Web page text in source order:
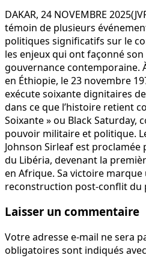
DAKAR, 24 NOVEMBRE
témoin de plusieurs
politiques significatifs sur le
les enjeux qui ont façonné
gouvernance contemporaine.
en Éthiopie, le 23 novembre
exécute soixante dignitaires
dans ce que l’histoire retient
Soixante » ou Black Saturday,
pouvoir militaire et politique.
Johnson Sirleaf est proclamée
du Libéria, devenant la
en Afrique. Sa victoire
reconstruction post-conflit du
Laisser un commentaire
Votre adresse e-mail ne sera
obligatoires sont indiqués avec